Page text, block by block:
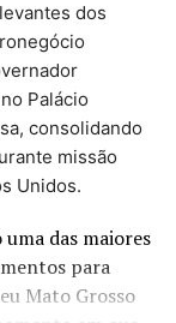
dos
Palácio
consolidando
missão
Unidos.
das maiores
para
Mato Grosso